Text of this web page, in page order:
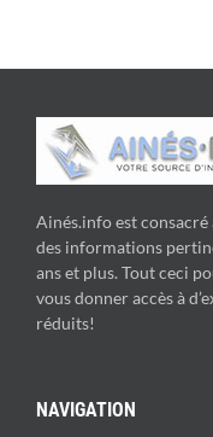
Ainés.info est consacré
des informations
ans et plus. Tout ceci
vous donner accès à
réduits!
NAVIGATION